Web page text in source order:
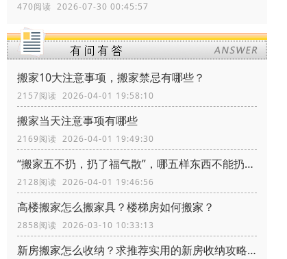
470阅读 2026-07-30 00:45:57
搬家10大注意事项，搬家禁忌有哪些？
2157阅读 2026-04-01 19:58:10
搬家当天注意事项有哪些
2169阅读 2026-04-01 19:49:30
“搬家五不扔，扔了福气散”，哪五样东西不能扔？留着有什么价值
2128阅读 2026-04-01 19:46:56
高楼搬家怎么搬家具？楼梯房如何搬家？
2858阅读 2026-03-10 10:33:13
新房搬家怎么收纳？求推荐实用的新房收纳攻略！